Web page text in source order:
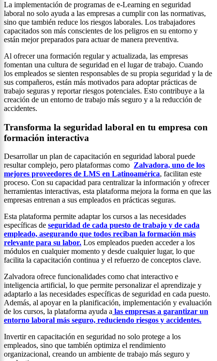
La implementación de programas de e-Learning en seguridad
laboral no solo ayuda a las empresas a cumplir con las normativas,
sino que también reduce los riesgos laborales. Los trabajadores
capacitados son más conscientes de los peligros en su entorno y
están mejor preparados para actuar de manera preventiva.
Al ofrecer una formación regular y actualizada, las empresas
fomentan una cultura de seguridad en el lugar de trabajo. Cuando
los empleados se sienten responsables de su propia seguridad y la de
sus compañeros, están más motivados para adoptar prácticas de
trabajo seguras y reportar riesgos potenciales. Esto contribuye a la
creación de un entorno de trabajo más seguro y a la reducción de
accidentes.
Transforma la seguridad laboral en tu empresa con
formación interactiva
Desarrollar un plan de capacitación en seguridad laboral puede
resultar complejo, pero plataformas como Zalvadora, uno de los
mejores proveedores de LMS en Latinoamérica, facilitan este
proceso. Con su capacidad para centralizar la información y ofrecer
herramientas interactivas, esta plataforma mejora la forma en que las
empresas entrenan a sus empleados en prácticas seguras.
Esta plataforma permite adaptar los cursos a las necesidades
específicas de seguridad de cada puesto de trabajo y de cada
empleado, asegurando que todos reciban la formación más
relevante para su labor. Los empleados pueden acceder a los
módulos en cualquier momento y desde cualquier lugar, lo que
facilita la capacitación continua y el refuerzo de conceptos clave.
Zalvadora ofrece funcionalidades como chat interactivo e
inteligencia artificial, lo que permite personalizar el aprendizaje y
adaptarlo a las necesidades específicas de seguridad en cada puesto.
Además, al apoyar en la planificación, implementación y evaluación
de los cursos, la plataforma ayuda a las empresas a garantizar un
entorno laboral más seguro, reduciendo riesgos y accidentes.
Invertir en capacitación en seguridad no solo protege a los
empleados, sino que también optimiza el rendimiento
organizacional, creando un ambiente de trabajo más seguro y